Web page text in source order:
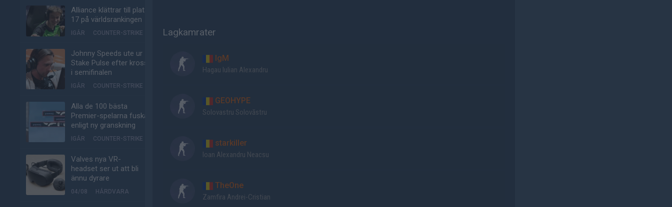
Alliance klättrar till plats
17 på världsrankingen
IGÅR COUNTER-STRIKE
Johnny Speeds ute ur
Stake Pulse efter kross
i semifinalen
IGÅR COUNTER-STRIKE
Alla de 100 bästa
Premier-spelarna fuskar
enligt ny granskning
IGÅR COUNTER-STRIKE
Valves nya VR-
headset ser ut att bli
ännu dyrare
04/08 HÅRDVARA
Lagkamrater
IgM
Hagau Iulian Alexandru
GEOHYPE
Solovastru Solovăstru
starkiller
Ioan Alexandru Neacsu
TheOne
Zamfira Andrei-Cristian